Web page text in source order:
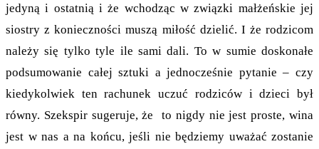
jedyną i ostatnią i że wchodząc w związki małżeńskie jej
siostry z konieczności muszą miłość dzielić. I że rodzicom
należy się tylko tyle ile sami dali. To w sumie doskonałe
podsumowanie całej sztuki a jednocześnie pytanie – czy
kiedykolwiek ten rachunek uczuć rodziców i dzieci był
równy. Szekspir sugeruje, że to nigdy nie jest proste, wina
jest w nas a na końcu, jeśli nie będziemy uważać zostanie